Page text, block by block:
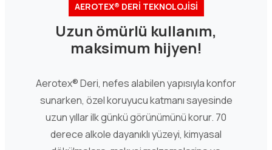
AEROTEX® DERİ TEKNOLOJİSİ
Uzun ömürlü kullanım,
maksimum hijyen!
Aerotex® Deri, nefes alabilen yapısıyla konfor
sunarken, özel koruyucu katmanı sayesinde
uzun yıllar ilk günkü görünümünü korur. 70
derece alkole dayanıklı yüzeyi, kimyasal